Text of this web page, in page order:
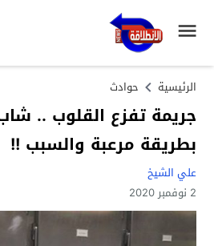
الرئيسية حوادث
جريمة تفزع القلوب ..
بطريقة مرعبة والسبب !!
علي الشيخ
2 نوفمبر 2020